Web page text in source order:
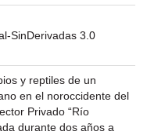
SinDerivadas 3.0
y reptiles de un
en el noroccidente del
Privado “Río
durante dos años a